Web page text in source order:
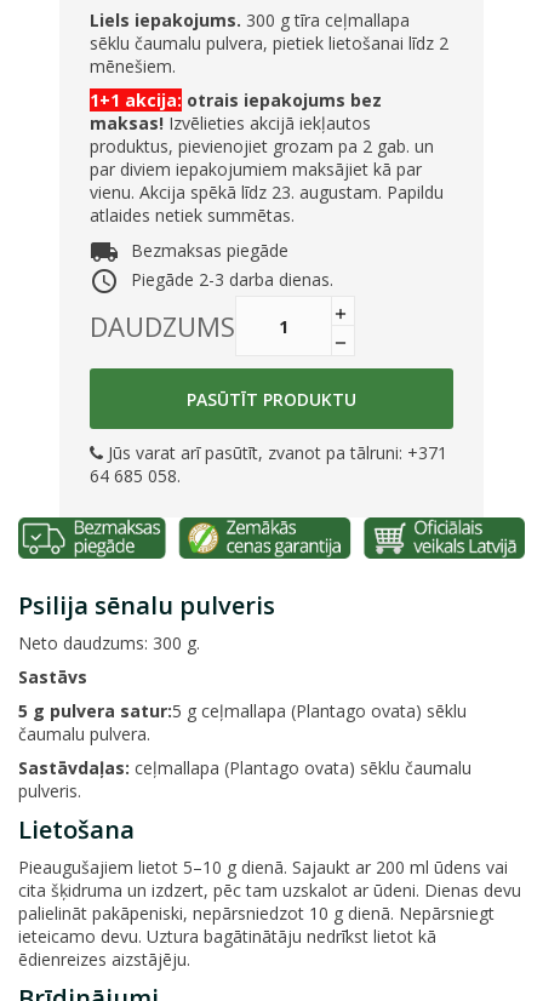
Liels iepakojums. 300 g tīra ceļmallapa
sēklu čaumalu pulvera, pietiek lietošanai līdz 2
mēnešiem.
1+1 akcija: otrais iepakojums bez
maksas! Izvēlieties akcijā iekļautos
produktus, pievienojiet grozam pa 2 gab. un
par diviem iepakojumiem maksājiet kā par
vienu. Akcija spēkā līdz 23. augustam. Papildu
atlaides netiek summētas.
local_shipping Bezmaksas piegāde
access_time Piegāde 2-3 darba dienas.
DAUDZUMS
PASŪTĪT PRODUKTU
Jūs varat arī pasūtīt, zvanot pa tālruni: +371
64 685 058.
Psilija sēnalu pulveris
Neto daudzums: 300 g.
Sastāvs
5 g pulvera satur:5 g ceļmallapa (Plantago ovata) sēklu
čaumalu pulvera.
Sastāvdaļas: ceļmallapa (Plantago ovata) sēklu čaumalu
pulveris.
Lietošana
Pieaugušajiem lietot 5–10 g dienā. Sajaukt ar 200 ml ūdens vai
cita šķidruma un izdzert, pēc tam uzskalot ar ūdeni. Dienas devu
palielināt pakāpeniski, nepārsniedzot 10 g dienā. Nepārsniegt
ieteicamo devu. Uztura bagātinātāju nedrīkst lietot kā
ēdienreizes aizstājēju.